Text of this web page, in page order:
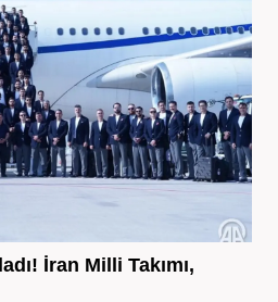
İran Milli Takımı,